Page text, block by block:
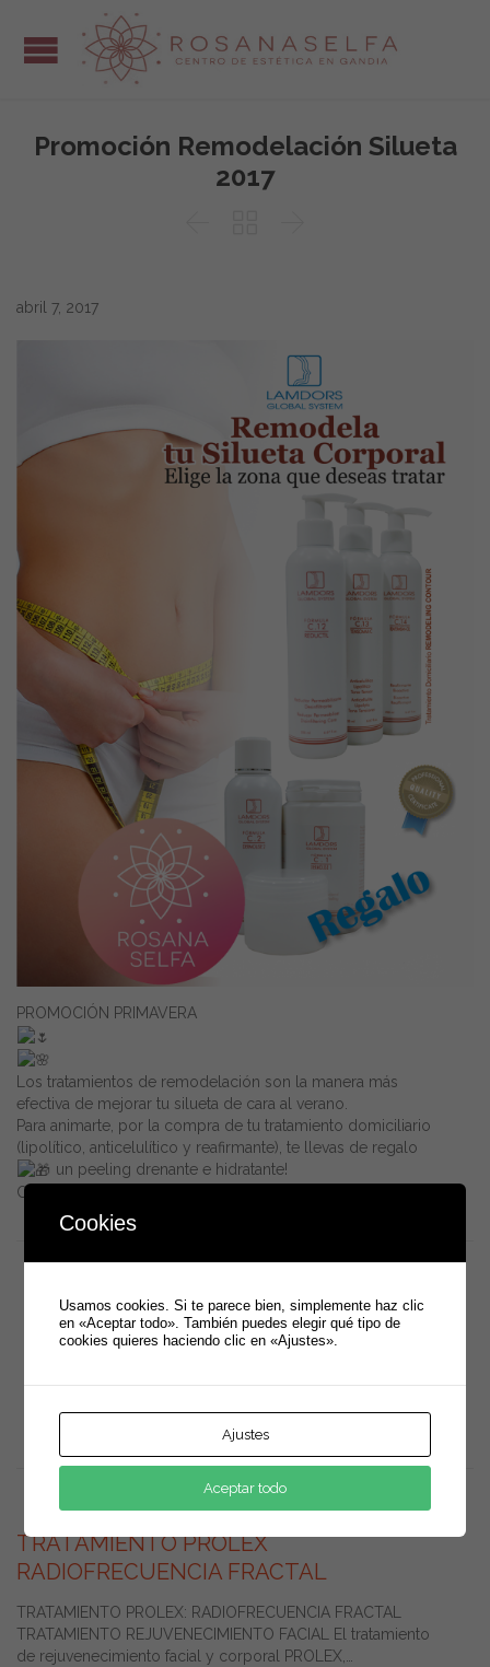
Promoción Remodelación Silueta
2017
abril 7, 2017
PROMOCIÓN PRIMAVERA
Los tratamientos de remodelación son la manera más
efectiva de mejorar tu silueta de cara al verano.
Para animarte, por la compra de tu tratamiento domiciliario
(lipolítico, anticelulítico y reafirmante), te llevas de regalo
un peeling drenante e hidratante!
Consulta en el Centro, te esperamos!
NOTICIAS RELACIONADAS
abril 10, 2017
TRATAMIENTO PROLEX
RADIOFRECUENCIA FRACTAL
TRATAMIENTO PROLEX: RADIOFRECUENCIA FRACTAL
TRATAMIENTO REJUVENECIMIENTO FACIAL El tratamiento
de rejuvenecimiento facial y corporal PROLEX,…
Cookies
Usamos cookies. Si te parece bien, simplemente haz clic
en «Aceptar todo». También puedes elegir qué tipo de
cookies quieres haciendo clic en «Ajustes».
Ajustes
Aceptar todo